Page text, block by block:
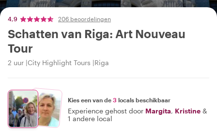
4,9 206 beoordelingen
Schatten van Riga: Art Nouveau
Tour
2 uur City Highlight Tours Riga
Kies een van de 3 locals beschikbaar
Experience gehost door Margita, Kristine &
1 andere local